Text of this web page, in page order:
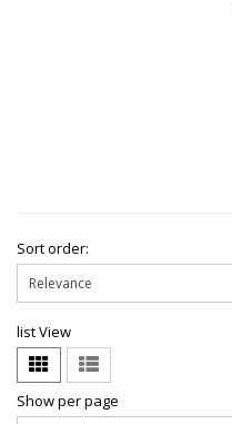
Sort order:
list View
Show per page